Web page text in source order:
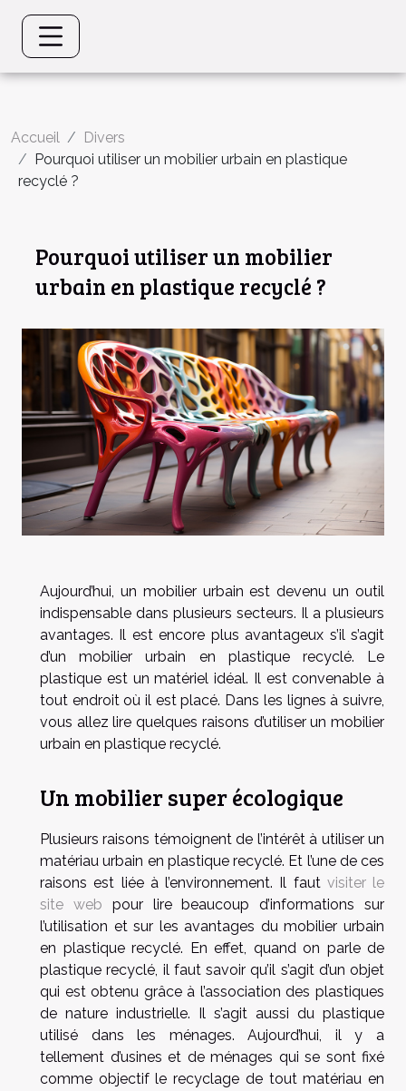
Accueil
Divers
Pourquoi utiliser un mobilier urbain en plastique
recyclé ?
Pourquoi utiliser un mobilier
urbain en plastique recyclé ?
Aujourd’hui, un mobilier urbain est devenu un outil
indispensable dans plusieurs secteurs. Il a plusieurs
avantages. Il est encore plus avantageux s’il s’agit
d’un mobilier urbain en plastique recyclé. Le
plastique est un matériel idéal. Il est convenable à
tout endroit où il est placé. Dans les lignes à suivre,
vous allez lire quelques raisons d’utiliser un mobilier
urbain en plastique recyclé.
Un mobilier super écologique
Plusieurs raisons témoignent de l’intérêt à utiliser un
matériau urbain en plastique recyclé. Et l’une de ces
raisons est liée à l’environnement. Il faut visiter le
site web
pour lire beaucoup d’informations sur
l’utilisation et sur les avantages du mobilier urbain
en plastique recyclé. En effet, quand on parle de
plastique recyclé, il faut savoir qu’il s’agit d’un objet
qui est obtenu grâce à l’association des plastiques
de nature industrielle. Il s’agit aussi du plastique
utilisé dans les ménages. Aujourd’hui, il y a
tellement d’usines et de ménages qui se sont fixé
comme objectif le recyclage de tout matériau en